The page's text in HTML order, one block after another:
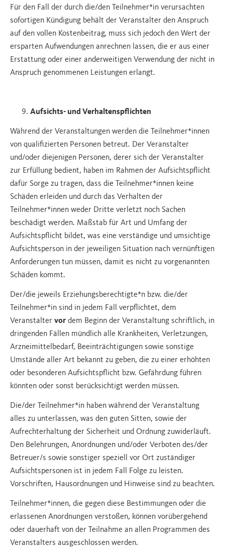
Für den Fall der durch die/den Teilnehmer*in verursachten
sofortigen Kündigung behält der Veranstalter den Anspruch
auf den vollen Kostenbeitrag, muss sich jedoch den Wert der
ersparten Aufwendungen anrechnen lassen, die er aus einer
Erstattung oder einer anderweitigen Verwendung der nicht in
Anspruch genommenen Leistungen erlangt.
Aufsichts- und Verhaltenspflichten
Während der Veranstaltungen werden die Teilnehmer*innen
von qualifizierten Personen betreut. Der Veranstalter
und/oder diejenigen Personen, derer sich der Veranstalter
zur Erfüllung bedient, haben im Rahmen der Aufsichtspflicht
dafür Sorge zu tragen, dass die Teilnehmer*innen keine
Schäden erleiden und durch das Verhalten der
Teilnehmer*innen weder Dritte verletzt noch Sachen
beschädigt werden. Maßstab für Art und Umfang der
Aufsichtspflicht bildet, was eine verständige und umsichtige
Aufsichtsperson in der jeweiligen Situation nach vernünftigen
Anforderungen tun müssen, damit es nicht zu vorgenannten
Schäden kommt.
Der/die jeweils Erziehungsberechtigte*n bzw. die/der
Teilnehmer*in sind in jedem Fall verpflichtet, dem
Veranstalter vor dem Beginn der Veranstaltung schriftlich, in
dringenden Fällen mündlich alle Krankheiten, Verletzungen,
Arzneimittelbedarf, Beeinträchtigungen sowie sonstige
Umstände aller Art bekannt zu geben, die zu einer erhöhten
oder besonderen Aufsichtspflicht bzw. Gefährdung führen
könnten oder sonst berücksichtigt werden müssen.
Die/der Teilnehmer*in haben während der Veranstaltung
alles zu unterlassen, was den guten Sitten, sowie der
Aufrechterhaltung der Sicherheit und Ordnung zuwiderläuft.
Den Belehrungen, Anordnungen und/oder Verboten des/der
Betreuer/s sowie sonstiger speziell vor Ort zuständiger
Aufsichtspersonen ist in jedem Fall Folge zu leisten.
Vorschriften, Hausordnungen und Hinweise sind zu beachten.
Teilnehmer*innen, die gegen diese Bestimmungen oder die
erlassenen Anordnungen verstoßen, können vorübergehend
oder dauerhaft von der Teilnahme an allen Programmen des
Veranstalters ausgeschlossen werden.